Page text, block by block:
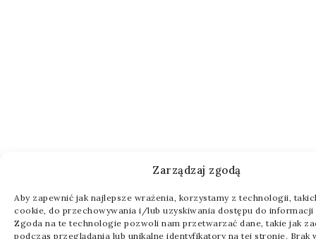
Zarządzaj zgodą
Aby zapewnić jak najlepsze wrażenia, korzystamy z technologii,
cookie, do przechowywania i/lub uzyskiwania dostępu do informacji
Zgoda na te technologie pozwoli nam przetwarzać dane, takie jak
podczas przeglądania lub unikalne identyfikatory na tej stronie. Brak